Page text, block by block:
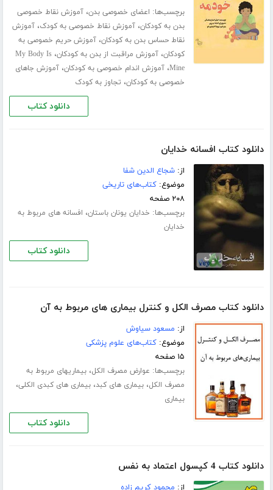
برچسب‌ها: اعضای خصوصی بدن،آموزش نقاط خصوصی
بدن به کودکان،آموزش نقاط خصوصی به کودک،آموزش
نقاط حساس بدن به کودکان،آموزش حریم خصوصی به
کودکان،آموزش مراقبت از بدن به کودکان،My Body Is
Mine،آموزش اندام خصوصی به کودکان،آموزش جاهای
خصوصی به کودکان، تجاوز به کودک
دانلود کتاب
دانلود کتاب افسانه خدایان
از:شجاع الدین شفا
موضوع:کتاب‌های تاریخی
۲۰۸ صفحه
برچسب‌ها: خدایان یونان باستان، افسانه های مربوط به
خدایان
دانلود کتاب
دانلود کتاب مصرف الکل و کنترل بیماری های مربوط به آن
از: مسعود سیاوش
موضوع:کتاب‌های علوم پزشکی
۱۵ صفحه
برچسب‌ها: عوارض مصرف الکل،بیماریهای مربوط به
مصرف الکل،بیماری های کبد،بیماری های کبدی الکلی،
بیماری
دانلود کتاب
دانلود کتاب 4 کپسول اعتماد به نفس